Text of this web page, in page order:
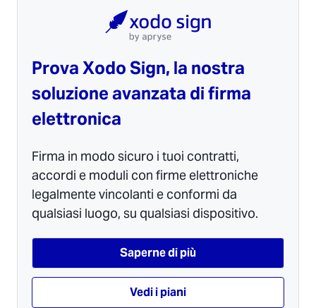
Prova Xodo Sign, la nostra
soluzione avanzata di firma
elettronica
Firma in modo sicuro i tuoi contratti,
accordi e moduli con firme elettroniche
legalmente vincolanti e conformi da
qualsiasi luogo, su qualsiasi dispositivo.
Saperne di più
Vedi i piani